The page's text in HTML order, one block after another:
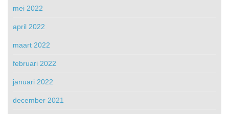
mei 2022
april 2022
maart 2022
februari 2022
januari 2022
december 2021